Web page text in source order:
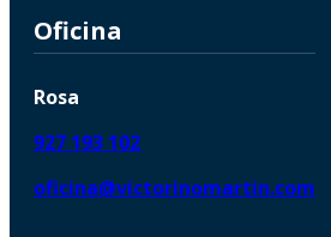
Oficina
Rosa
927 193 102
oficina@victorinomartin.com